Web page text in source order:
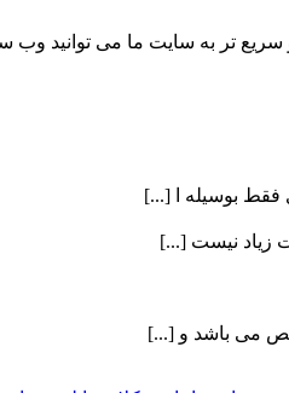
تر به سایت ما می توانید وب
فقط بوسیله ا [...]
می باشد و [...]